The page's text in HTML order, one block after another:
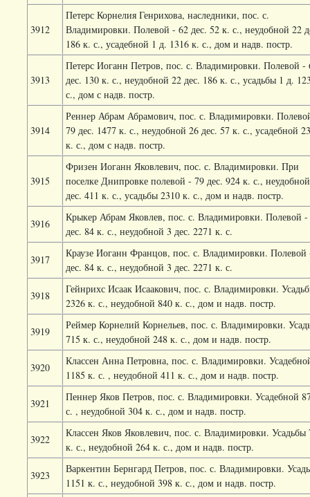
3912
Петерс Корнелия Генрихова, наследники, пос. с.
Владимировки. Полевой - 62 дес. 52 к. с., неудобной 22
186 к. с., усадебной 1 д. 1316 к. с., дом и надв. постр.
3913
Петерс Иоганн Петров, пос. с. Владимировки. Полевой -
дес. 130 к. с., неудобной 22 дес. 186 к. с., усадьбы 1 д.
с., дом с надв. постр.
3914
Реннер Абрам Абрамович, пос. с. Владимировки.
79 дес. 1477 к. с., неудобной 26 дес. 57 к. с., усадебной
к. с., дом с надв. постр.
3915
Фризен Иоганн Яковлевич, пос. с. Владимировки. При
поселке Днипровке полевой - 79 дес. 924 к. с.,
дес. 411 к. с., усадьбы 2310 к. с., дом и надв. постр.
3916
Крыкер Абрам Яковлев, пос. с. Владимировки. Полевой -
дес. 84 к. с., неудобной 3 дес. 2271 к. с.
3917
Краузе Иоганн Францов, пос. с. Владимировки. Полевой
дес. 84 к. с., неудобной 3 дес. 2271 к. с.
3918
Гейнрихс Исаак Исаакович, пос. с. Владимировки.
2326 к. с., неудобной 840 к. с., дом и надв. постр.
3919
Реймер Корнелий Корнельев, пос. с. Владимировки.
715 к. с., неудобной 248 к. с., дом и надв. постр.
3920
Классен Анна Петровна, пос. с. Владимировки.
1185 к. с. , неудобной 411 к. с., дом и надв. постр.
3921
Пеннер Яков Петров, пос. с. Владимировки. Усадебной
с. , неудобной 304 к. с., дом и надв. постр.
3922
Классен Яков Яковлевич, пос. с. Владимировки. Усадьбы
к. с., неудобной 264 к. с., дом и надв. постр.
3923
Варкентин Бернгард Петров, пос. с. Владимировки.
1151 к. с., неудобной 398 к. с., дом и надв. постр.